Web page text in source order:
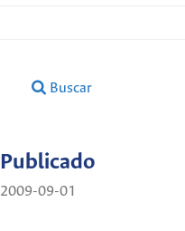
Buscar
Publicado
2009-09-01